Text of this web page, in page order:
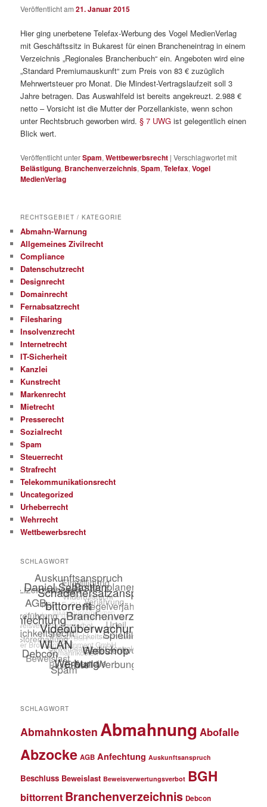
Veröffentlicht am21. Januar 2015
Hier ging unerbetene Telefax-Werbung des Vogel MedienVerlag
mit Geschäftssitz in Bukarest für einen Brancheneintrag in einem
Verzeichnis „Regionales Branchenbuch“ ein. Angeboten wird eine
„Standard Premiumauskunft“ zum Preis von 83 € zuzüglich
Mehrwertsteuer pro Monat. Die Mindest-Vertragslaufzeit soll 3
Jahre betragen. Das Auswahlfeld ist bereits angekreuzt. 2.988 €
netto – Vorsicht ist die Mutter der Porzellankiste, wenn schon
unter Rechtsbruch geworben wird.§ 7 UWG ist gelegentlich einen
Blick wert.
Veröffentlicht unterSpam,Wettbewerbsrecht |Verschlagwortet mit
Belästigung, Branchenverzeichnis,Spam,Telefax,Vogel
MedienVerlag
RECHTSGEBIET / KATEGORIE
Abmahn-Warnung
Allgemeines Zivilrecht
Compliance
Datenschutzrecht
Designrecht
Domainrecht
Fernabsatzrecht
Filesharing
Insolvenzrecht
Internetrecht
IT-Sicherheit
Kanzlei
Kunstrecht
Markenrecht
Mietrecht
Presserecht
Sozialrecht
Spam
Steuerrecht
Strafrecht
Telekommunikationsrecht
Uncategorized
Urheberrecht
Wehrrecht
Wettbewerbsrecht
SCHLAGWORT
SCHLAGWORT
Abmahnkosten Abmahnung Abofalle
Abzocke AGB Anfechtung Auskunftsanspruch
Beschluss Beweislast Beweisverwertungsverbot BGH
bittorrent Branchenverzeichnis Debcon